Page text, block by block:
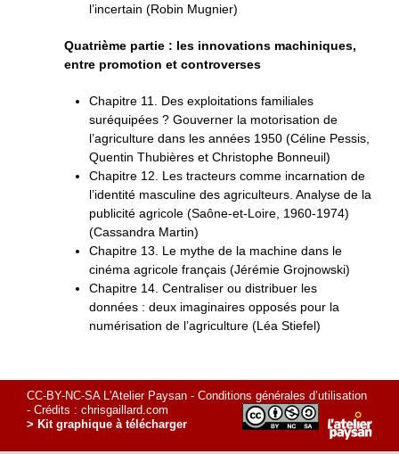
l’incertain (Robin Mugnier)
Quatrième partie : les innovations machiniques,
entre promotion et controverses
Chapitre 11. Des exploitations familiales
suréquipées ? Gouverner la motorisation de
l’agriculture dans les années 1950 (Céline Pessis,
Quentin Thubières et Christophe Bonneuil)
Chapitre 12. Les tracteurs comme incarnation de
l’identité masculine des agriculteurs. Analyse de la
publicité agricole (Saône-­et-Loire, 1960-1974)
(Cassandra Martin)
Chapitre 13. Le mythe de la machine dans le
cinéma agricole français (Jérémie Grojnowski)
Chapitre 14. Centraliser ou distribuer les
données : deux imaginaires opposés pour la
numérisation de l’agriculture (Léa Stiefel)
CC-BY-NC-SA L'Atelier Paysan - Conditions générales d’utilisation
- Crédits : chrisgaillard.com
> Kit graphique à télécharger